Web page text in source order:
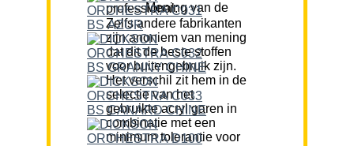
Mening van de professional:
Zelfs andere fabrikanten
zijn anoniem van mening
dat dit de beste stoffen
voor buitengebruik zijn.
Het verschil zit hem in de
selectie van het
gebruikte acryl garen in
combinatie met een
minimum tolerantie voor